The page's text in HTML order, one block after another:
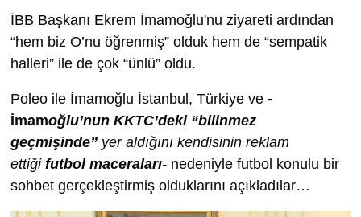
İBB Başkanı Ekrem İmamoğlu'nu ziyareti ardından
“hem biz O’nu öğrenmiş” olduk hem de “sempatik
halleri” ile de çok “ünlü” oldu.
Poleo ile İmamoğlu İstanbul, Türkiye ve -
İmamoğlu’nun KKTC’deki “bilinmez
geçmişinde” yer aldığını kendisinin reklam
ettiği futbol maceraları- nedeniyle futbol konulu bir
sohbet gerçekleştirmiş olduklarını açıkladılar…